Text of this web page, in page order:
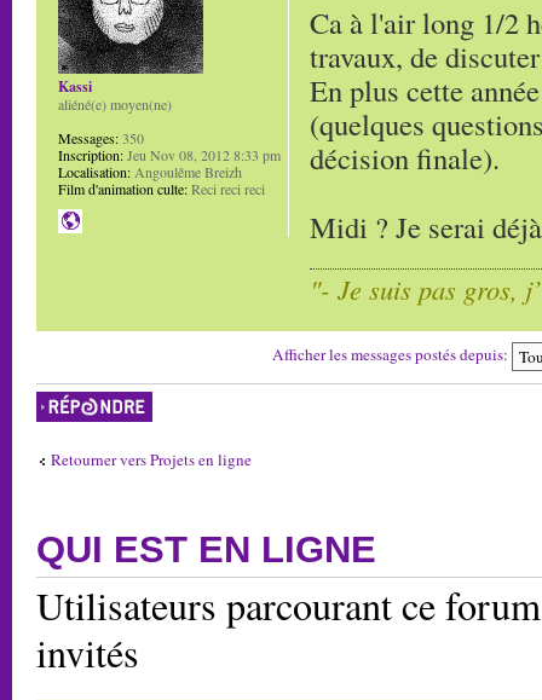
Ca à l'air long 1/2
travaux, de
En plus cette
(quelques
décision finale).
Midi ? Je serai
"- Je suis pas gros,
Kassi
aliéné(e) moyen(ne)
Messages:350
Inscription:Jeu Nov 08, 2012 8:33 pm
Localisation:Angoulême Breizh
Film d'animation culte:Reci reci reci
Afficher les messages postés depuis:
Répondre
Retourner vers Projets en ligne
QUI EST EN LIGNE
Utilisateurs parcourant ce
invités